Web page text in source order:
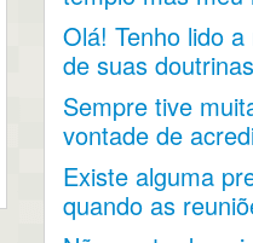
não aceita que eu
durma...
Olá! Tenho lido
de suas
entendi a...
Sempre tive
vontade de
o matrimônio não
termina...
Existe alguma
quando as
voltarão a